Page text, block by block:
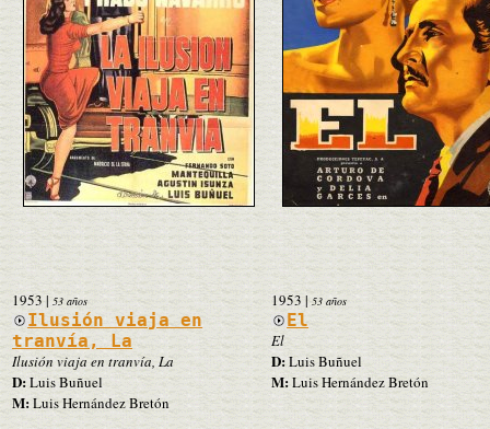
1953| 53 años
Ilusión viaja en
tranvía, La
Ilusión viaja en tranvía, La
D:Luis Buñuel
M:Luis Hernández Bretón
1953 |53 años
El
El
D:Luis Buñuel
M:Luis Hernández Bretón